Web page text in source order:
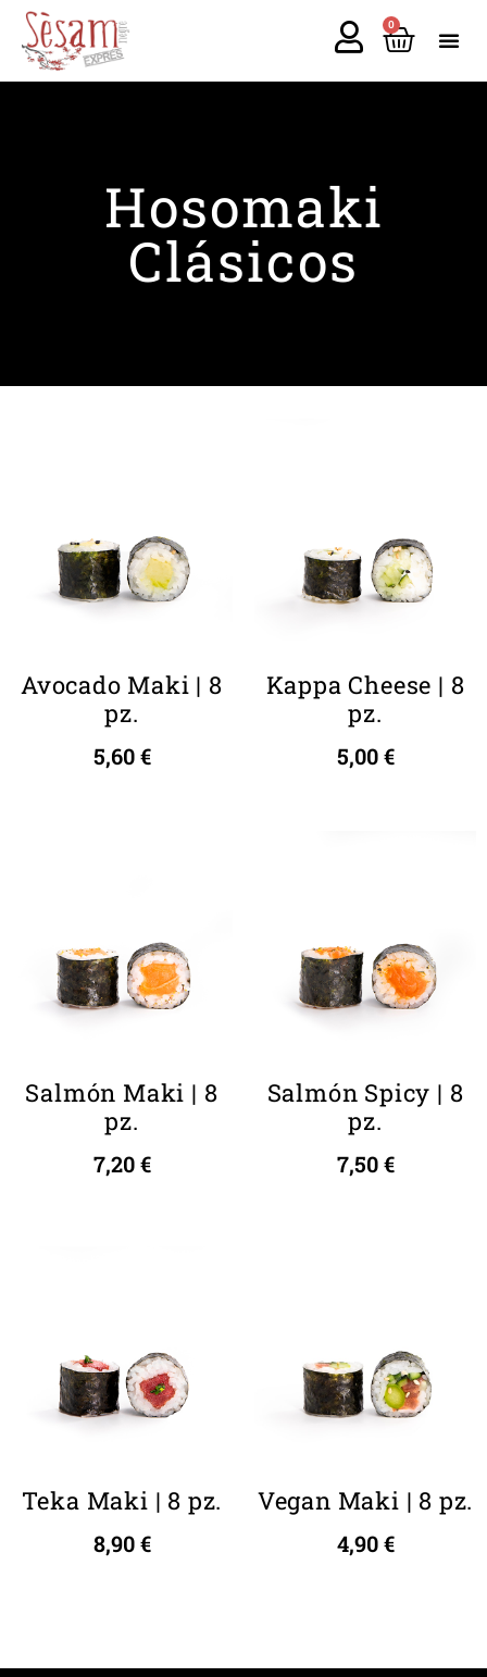
0
Hosomaki
Clásicos
Avocado Maki | 8
pz.
5,60€
Kappa Cheese | 8
pz.
5,00€
Salmón Maki | 8
pz.
7,20€
Salmón Spicy | 8
pz.
7,50€
Teka Maki | 8 pz.
8,90€
Vegan Maki | 8 pz.
4,90€